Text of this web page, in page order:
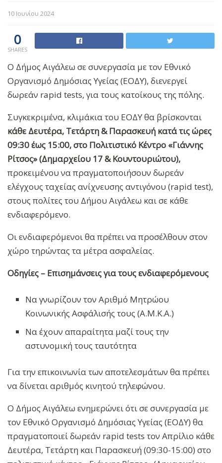
10 Ιουνίου 2024
0
SHARES
Ο Δήμος Αιγάλεω σε συνεργασία με τον Εθνικό
Οργανισμό Δημόσιας Υγείας (ΕΟΔΥ), διενεργεί
δωρεάν rapid tests, για τους κατοίκους της πόλης.
Συγκεκριμένα, κλιμάκια του ΕΟΔΥ θα βρίσκονται
κάθε Δευτέρα, Τετάρτη & Παρασκευή κατά τις ώρες
09:30 έως 15:00, στο Πολιτιστικό Κέντρο «Γιάννης
Ρίτσος» (Δημαρχείου 17 & Κουντουριώτου),
προκειμένου να πραγματοποιήσουν δωρεάν
ελέγχους ταχείας ανίχνευσης αντιγόνου (rapid test),
στους πολίτες του Δήμου Αιγάλεω και σε κάθε
ενδιαφερόμενο.
Οι ενδιαφερόμενοι θα πρέπει να προσέλθουν στον
χώρο τηρώντας τα μέτρα ασφαλείας.
Οδηγίες – Επισημάνσεις για τους ενδιαφερόμενους
Να γνωρίζουν τον Αριθμό Μητρώου
Κοινωνικής Ασφάλισής τους (Α.Μ.Κ.Α.)
Να έχουν απαραίτητα μαζί τους την
αστυνομική τους ταυτότητα
Για την επικοινωνία των αποτελεσμάτων θα πρέπει
να δίνεται αριθμός κινητού τηλεφώνου.
Ο Δήμος Αιγάλεω ενημερώνει ότι σε συνεργασία με
τον Εθνικό Οργανισμό Δημόσιας Υγείας (ΕΟΔΥ) θα
πραγματοποιεί δωρεάν rapid tests τον Απρίλιο κάθε
Δευτέρα, Τετάρτη και Παρασκευή (09:30-15:00) στο